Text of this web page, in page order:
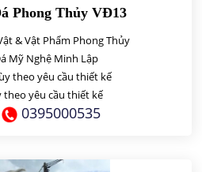
Phong Thủy VĐ13
& Vật Phẩm Phong Thủy
Mỹ Nghệ Minh Lập
theo yêu cầu thiết kế
theo yêu cầu thiết kế
0395000535